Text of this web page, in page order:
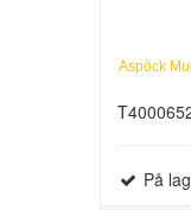
Aspöck
På